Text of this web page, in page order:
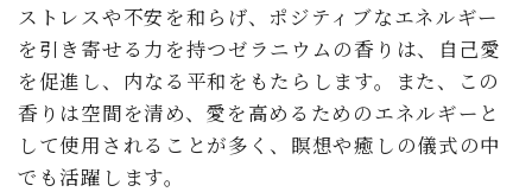
ストレスや不安を和らげ、ポジティブなエネルギー
を引き寄せる力を持つゼラニウムの香りは、自己愛
を促進し、内なる平和をもたらします。また、この
香りは空間を清め、愛を高めるためのエネルギーと
して使用されることが多く、瞑想や癒しの儀式の中
でも活躍します。